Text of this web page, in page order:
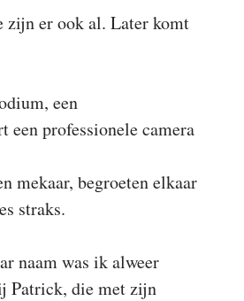
zijn er ook al. Later komt
een
een professionele camera
mekaar, begroeten elkaar
straks.
naam was ik alweer
Patrick, die met zijn